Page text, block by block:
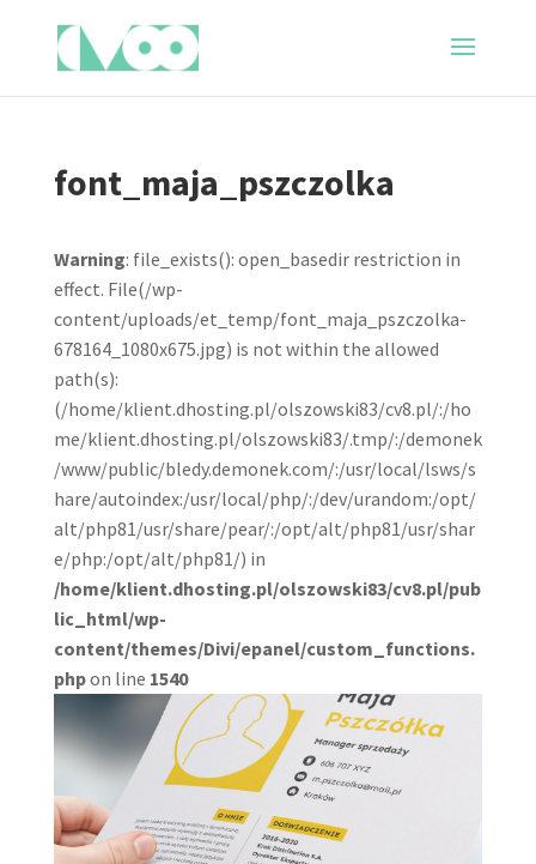
font_maja_pszczolka
Warning: file_exists(): open_basedir restriction in
effect. File(/wp-
content/uploads/et_temp/font_maja_pszczolka-
678164_1080x675.jpg) is not within the allowed
path(s):
(/home/klient.dhosting.pl/olszowski83/cv8.pl/:/ho
me/klient.dhosting.pl/olszowski83/.tmp/:/demonek
/www/public/bledy.demonek.com/:/usr/local/lsws/s
hare/autoindex:/usr/local/php/:/dev/urandom:/opt/
alt/php81/usr/share/pear/:/opt/alt/php81/usr/shar
e/php:/opt/alt/php81/) in
/home/klient.dhosting.pl/olszowski83/cv8.pl/pub
lic_html/wp-
content/themes/Divi/epanel/custom_functions.
phpon line 1540